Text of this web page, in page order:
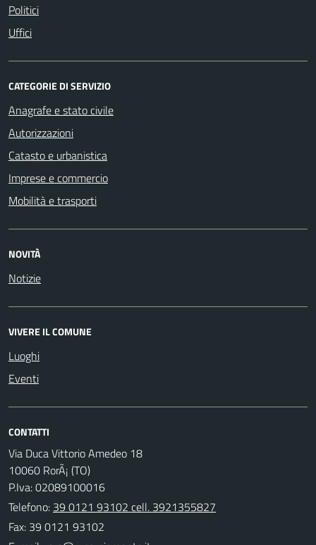
Politici
Uffici
CATEGORIE DI SERVIZIO
Anagrafe e stato civile
Autorizzazioni
Catasto e urbanistica
Imprese e commercio
Mobilità e trasporti
NOVITÀ
Notizie
VIVERE IL COMUNE
Luoghi
Eventi
CONTATTI
Via Duca Vittorio Amedeo 18
10060 RorÃ¡ (TO)
P.Iva: 02089100016
Telefono: 39 0121 93102 cell. 3921355827
Fax: 39 0121 93102